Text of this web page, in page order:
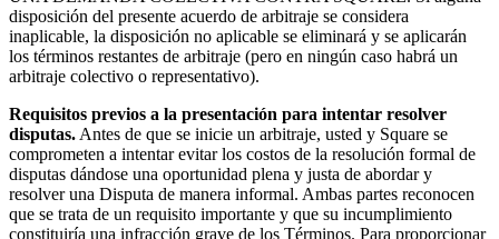
disposición del presente acuerdo de arbitraje se considera
inaplicable, la disposición no aplicable se eliminará y se aplicarán
los términos restantes de arbitraje (pero en ningún caso habrá un
arbitraje colectivo o representativo).
Requisitos previos a la presentación para intentar resolver
disputas. Antes de que se inicie un arbitraje, usted y Square se
comprometen a intentar evitar los costos de la resolución formal de
disputas dándose una oportunidad plena y justa de abordar y
resolver una Disputa de manera informal. Ambas partes reconocen
que se trata de un requisito importante y que su incumplimiento
constituiría una infracción grave de los Términos. Para proporcionar